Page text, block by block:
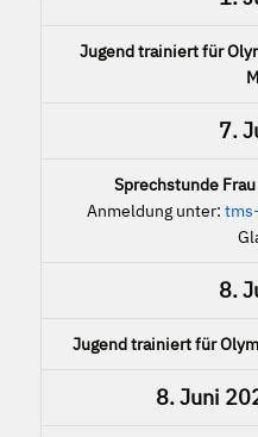
Jugend trainiert für
7.
Sprechstunde
Anmeldung unter:
8.
Jugend trainiert für
8. Juni